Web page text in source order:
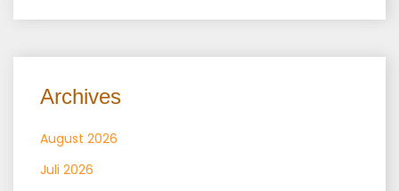
Archives
August 2026
Juli 2026